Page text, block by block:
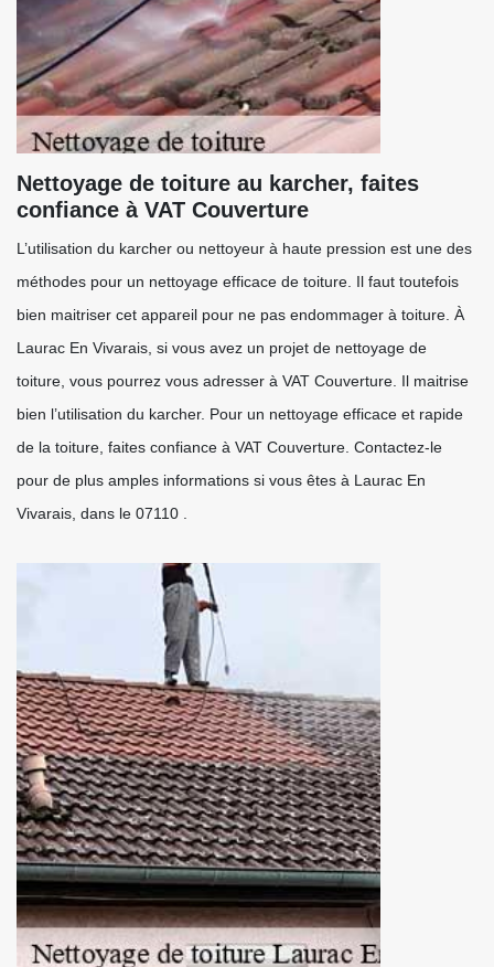
Nettoyage de toiture au karcher, faites
confiance à VAT Couverture
L’utilisation du karcher ou nettoyeur à haute pression est une des
méthodes pour un nettoyage efficace de toiture. Il faut toutefois
bien maitriser cet appareil pour ne pas endommager à toiture. À
Laurac En Vivarais, si vous avez un projet de nettoyage de
toiture, vous pourrez vous adresser à VAT Couverture. Il maitrise
bien l’utilisation du karcher. Pour un nettoyage efficace et rapide
de la toiture, faites confiance à VAT Couverture. Contactez-le
pour de plus amples informations si vous êtes à Laurac En
Vivarais, dans le 07110 .